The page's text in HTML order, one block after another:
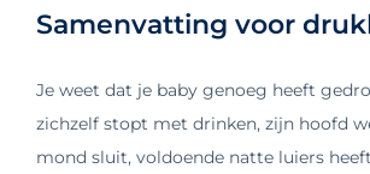
Samenvatting voor
Je weet dat je baby genoeg heeft
zichzelf stopt met drinken, zijn hoofd
mond sluit, voldoende natte luiers